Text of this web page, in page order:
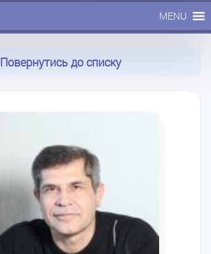
MENU
Повернутись до списку